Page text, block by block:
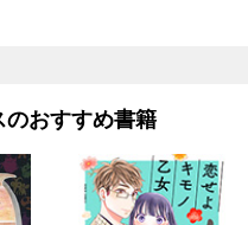
おすすめ書籍